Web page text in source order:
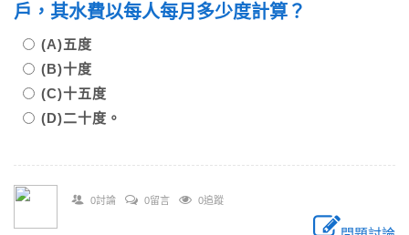
戶，其水費以每人每月多少度計算？
(A)五度
(B)十度
(C)十五度
(D)二十度。
0討論 0留言 0追蹤